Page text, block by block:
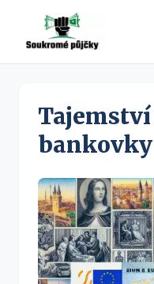
Tajemství